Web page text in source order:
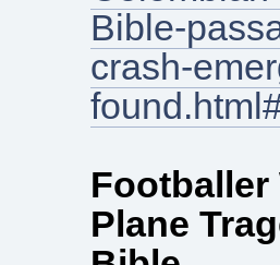
Bible-
crash-
Plane